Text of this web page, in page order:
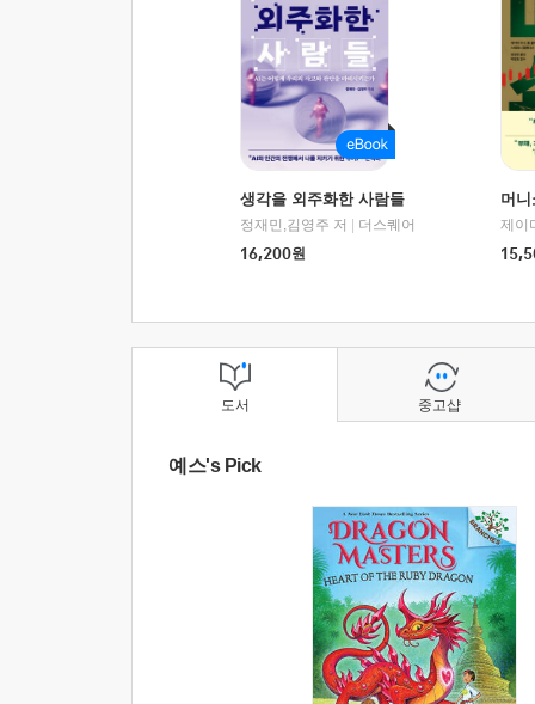
생각을 외주화한 사람들
정재민,김영주 저
더스퀘어
16,200원
머
도서
예스's Pick
중고샵